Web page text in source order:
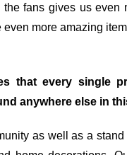
fans gives us even
even more amazing
that every single
anywhere else in
as well as a stand